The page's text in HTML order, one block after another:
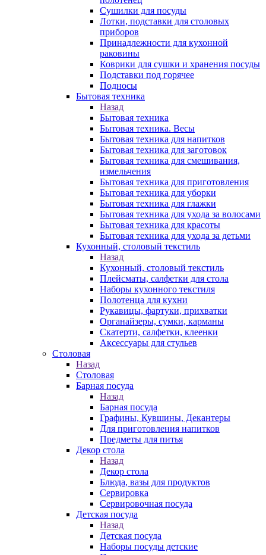
Сушилки для посуды
Лотки, подставки для столовых
приборов
Принадлежности для кухонной
раковины
Коврики для сушки и хранения посуды
Подставки под горячее
Подносы
Бытовая техника
Назад
Бытовая техника
Бытовая техника. Весы
Бытовая техника для напитков
Бытовая техника для заготовок
Бытовая техника для смешивания,
измельчения
Бытовая техника для приготовления
Бытовая техника для уборки
Бытовая техника для глажки
Бытовая техника для ухода за волосами
Бытовая техника для красоты
Бытовая техника для ухода за детьми
Кухонный, столовый текстиль
Назад
Кухонный, столовый текстиль
Плейсматы, салфетки для стола
Наборы кухонного текстиля
Полотенца для кухни
Рукавицы, фартуки, прихватки
Органайзеры, сумки, карманы
Скатерти, салфетки, клеенки
Аксессуары для стульев
Столовая
Назад
Столовая
Барная посуда
Назад
Барная посуда
Графины, Кувшины, Декантеры
Для приготовления напитков
Предметы для питья
Декор стола
Назад
Декор стола
Блюда, вазы для продуктов
Сервировка
Сервировочная посуда
Детская посуда
Назад
Детская посуда
Наборы посуды детские